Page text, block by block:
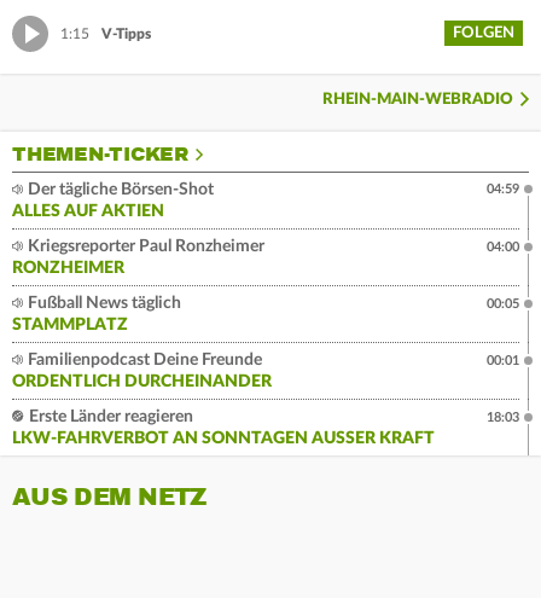
1:15 V-Tipps FOLGEN
RHEIN-MAIN-WEBRADIO
THEMEN-TICKER
Der tägliche Börsen-Shot
ALLES AUF AKTIEN
04:59
Kriegsreporter Paul Ronzheimer
RONZHEIMER
04:00
Fußball News täglich
STAMMPLATZ
00:05
Familienpodcast Deine Freunde
ORDENTLICH DURCHEINANDER
00:01
Erste Länder reagieren
LKW-FAHRVERBOT AN SONNTAGEN AUSSER KRAFT
18:03
AUS DEM NETZ